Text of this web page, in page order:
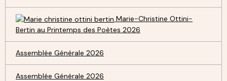
Marie-Christine Ottini-
Bertin au Printemps des Poètes 2026
Assemblée Générale 2026
Assemblée Générale 2026